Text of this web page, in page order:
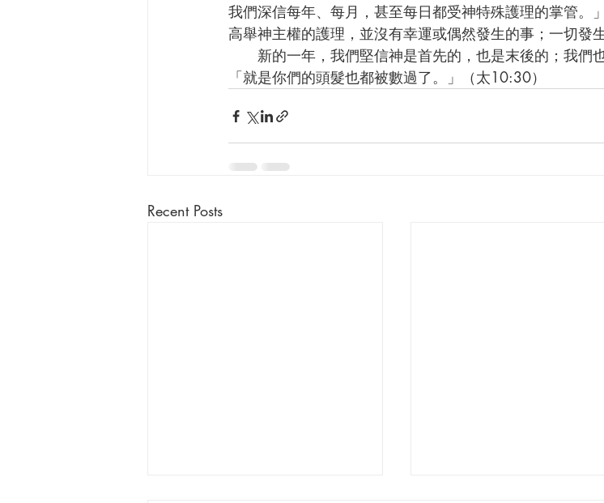
我們深信每年、每月，甚至每日都受神特殊護理的掌管。
高舉神主權的護理，並沒有幸運或偶然發生的事；一切發
「就是你們的頭髮也都被數過了。」（太10:30）
Recent Posts